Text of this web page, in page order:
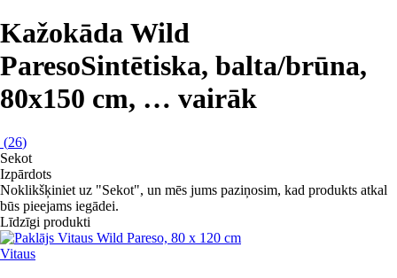
Kažokāda Wild
ParesoSintētiska, balta/brūna,
80x150 cm, … vairāk
(26)
Sekot
Izpārdots
Noklikšķiniet uz "Sekot", un mēs jums paziņosim, kad produkts atkal
būs pieejams iegādei.
Līdzīgi produkti
Vitaus